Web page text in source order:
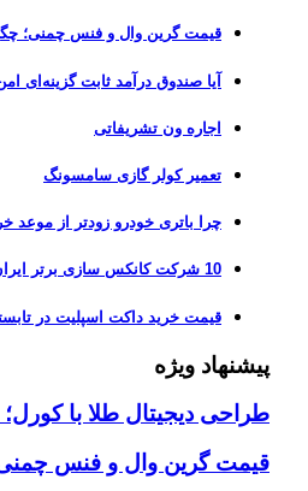
قیمت گرین وال و فنس چمنی؛
آیا صندوق درآمد ثابت
اجاره ون تشریفاتی
تعمیر کولر گازی سامسونگ
چرا باتری خودرو زودتر از موعد خراب می‌شود؟ ۱۰ اشتباه رایجی
10 شرکت کانکس سازی برتر ایران؛ راهنمای انتخاب مطمئن‌ترین تولیدکننده کانکس در بازار 1405
قیمت خرید داکت اسپلیت در تابستان
پیشنهاد ویژه
طراحی دیجیتال طلا با
قیمت گرین وال و فنس چمنی؛